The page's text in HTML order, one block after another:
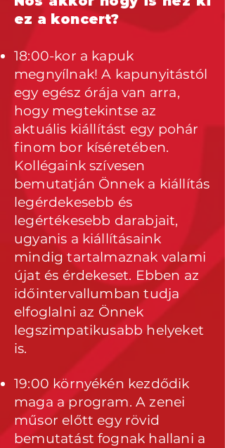
ez a koncert?
18:00-kor a kapuk
megnyílnak! A kapunyitástól
egy egész órája van arra,
hogy megtekintse az
aktuális kiállítást egy pohár
finom bor kíséretében.
Kollégaink szívesen
bemutatján Önnek a kiállítás
legérdekesebb és
legértékesebb darabjait,
ugyanis a kiállításaink
mindig tartalmaznak valami
újat és érdekeset. Ebben az
időintervallumban tudja
elfoglalni az Önnek
legszimpatikusabb helyeket
is.
19:00 környékén kezdődik
maga a program. A zenei
műsor előtt egy rövid
bemutatást fognak hallani a